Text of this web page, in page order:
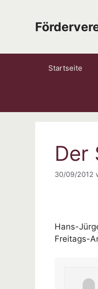
Startseite
Der
30/09/2012
Hans-
Freitags-